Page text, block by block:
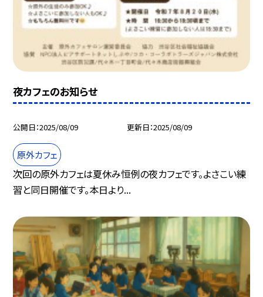
夜カフェのお知らせ
公開日 2025/08/09 更新日 2025/08/09
原外カフェ
次回の原外カフェは夏休み恒例の夜カフェです。よさこい練
習と同日開催です。本日より...